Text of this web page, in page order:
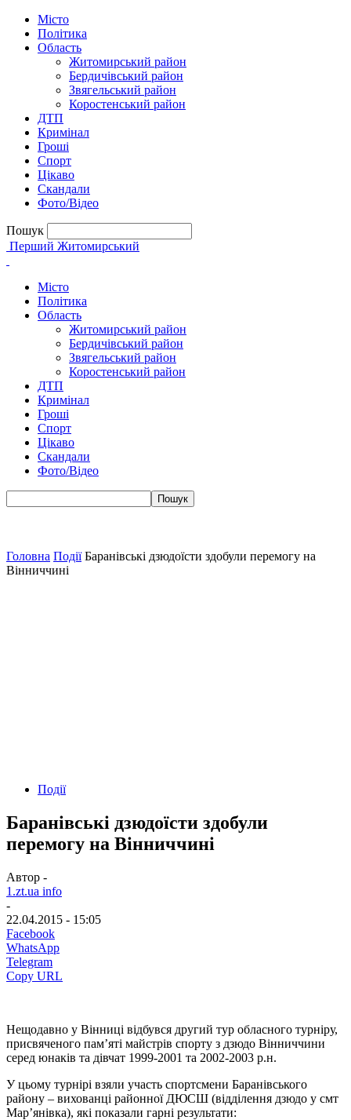
Місто
Політика
Область
Житомирський район
Бердичівський район
Звягельський район
Коростенський район
ДТП
Кримінал
Гроші
Спорт
Цікаво
Скандали
Фото/Відео
Пошук
Перший Житомирський
Місто
Політика
Область
Житомирський район
Бердичівський район
Звягельський район
Коростенський район
ДТП
Кримінал
Гроші
Спорт
Цікаво
Скандали
Фото/Відео
Головна Події Баранівські дзюдоїсти здобули перемогу на
Вінниччині
Події
Баранівські дзюдоїсти здобули
перемогу на Вінниччині
Автор -
1.zt.ua info
-
22.04.2015 - 15:05
Facebook
WhatsApp
Telegram
Copy URL
Нещодавно у Вінниці відбувся другий тур обласного турніру,
присвяченого пам’яті майстрів спорту з дзюдо Вінниччини
серед юнаків та дівчат 1999-2001 та 2002-2003 р.н.
У цьому турнірі взяли участь спортсмени Баранівського
району – вихованці районної ДЮСШ (відділення дзюдо у смт
Мар’янівка), які показали гарні результати: